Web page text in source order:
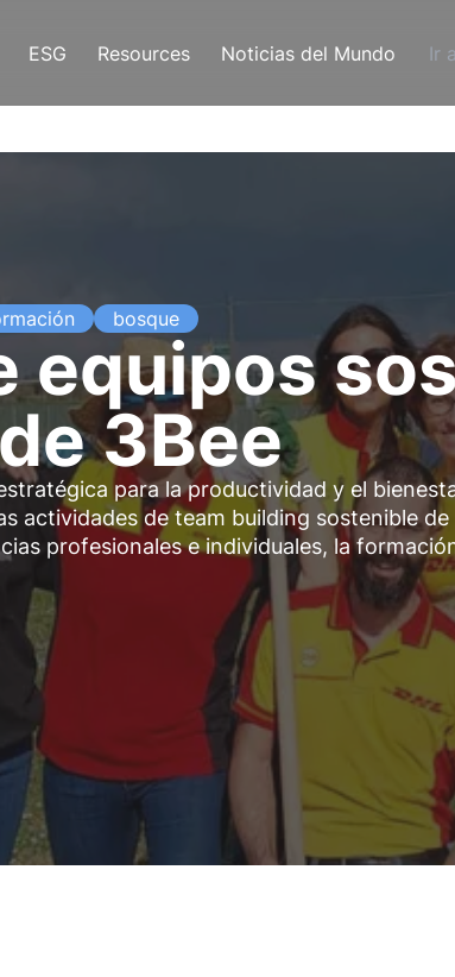
ESG Resources Noticias del Mundo Ir
bosque
equipos
3Bee
para la productividad y el
actividades de team building sostenible de
profesionales e individuales, la